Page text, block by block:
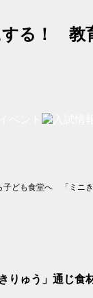
する！ 教
子ども食堂へ 「ミニ
りゅう」通じ食